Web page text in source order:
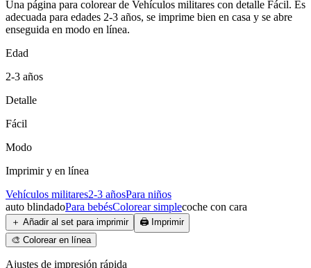
Una página para colorear de Vehículos militares con detalle Fácil. Es
adecuada para edades 2-3 años, se imprime bien en casa y se abre
enseguida en modo en línea.
Edad
2-3 años
Detalle
Fácil
Modo
Imprimir y en línea
Vehículos militares2-3 añosPara niños
auto blindadoPara bebésColorear simplecoche con cara
＋ Añadir al set para imprimir 🖨️ Imprimir
🎨 Colorear en línea
Ajustes de impresión rápida